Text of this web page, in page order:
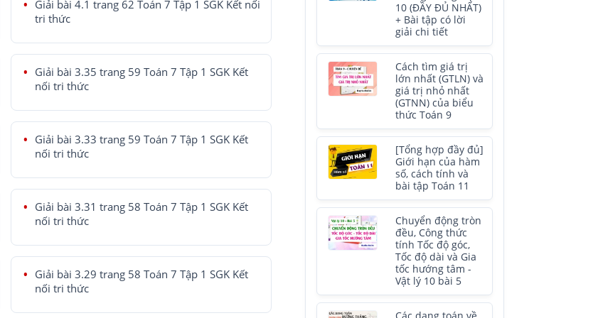
Giải bài 4.1 trang 62 Toán 7 Tập 1 SGK Kết nối
tri thức
Giải bài 3.35 trang 59 Toán 7 Tập 1 SGK Kết
nối tri thức
Giải bài 3.33 trang 59 Toán 7 Tập 1 SGK Kết
nối tri thức
Giải bài 3.31 trang 58 Toán 7 Tập 1 SGK Kết
nối tri thức
Giải bài 3.29 trang 58 Toán 7 Tập 1 SGK Kết
nối tri thức
10 (ĐẦY ĐỦ NHẤT)
+ Bài tập có lời
giải chi tiết
Cách tìm giá trị
lớn nhất (GTLN) và
giá trị nhỏ nhất
(GTNN) của biểu
thức Toán 9
[Tổng hợp đầy đủ]
Giới hạn của hàm
số, cách tính và
bài tập Toán 11
Chuyển động tròn
đều, Công thức
tính Tốc độ góc,
Tốc độ dài và Gia
tốc hướng tâm -
Vật lý 10 bài 5